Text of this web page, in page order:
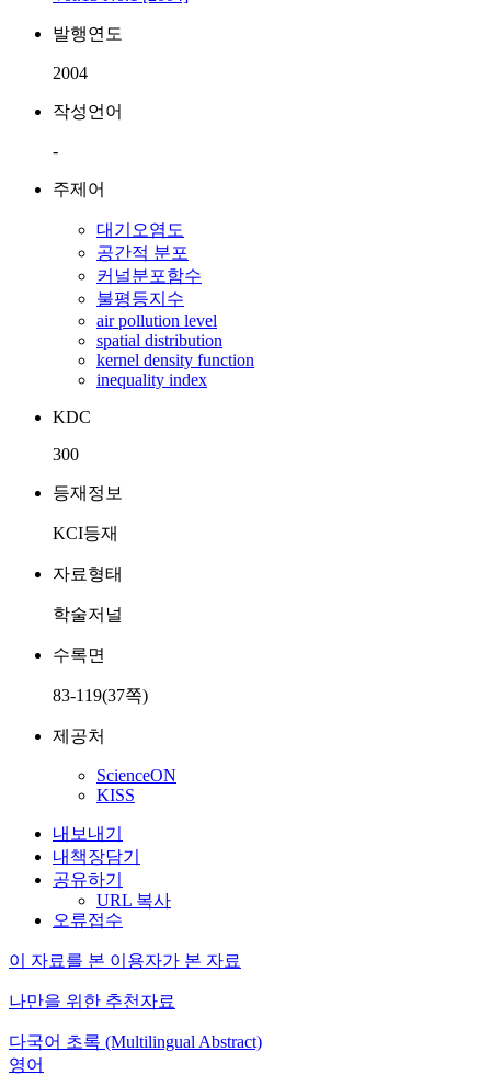
발행연도
2004
작성언어
-
주제어
대기오염도
공간적 분포
커널분포함수
불평등지수
air pollution level
spatial distribution
kernel density function
inequality index
KDC
300
등재정보
KCI등재
자료형태
학술저널
수록면
83-119(37쪽)
제공처
ScienceON
KISS
내보내기
내책장담기
공유하기
URL 복사
오류접수
이 자료를 본 이용자가 본 자료
나만을 위한 추천자료
다국어 초록 (Multilingual Abstract)
영어